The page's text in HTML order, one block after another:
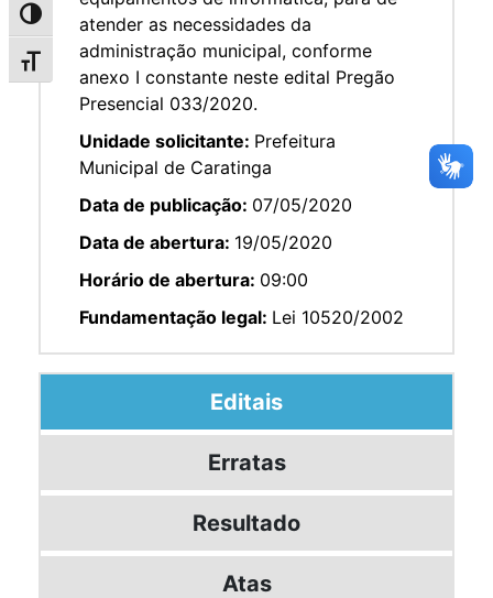
Alternar alto contraste
Alternar tamanho da fonte
atender as necessidades da
administração municipal, conforme
anexo I constante neste edital Pregão
Presencial 033/2020.
Unidade solicitante: Prefeitura
Municipal de Caratinga
Data de publicação: 07/05/2020
Data de abertura: 19/05/2020
Horário de abertura: 09:00
Fundamentação legal: Lei 10520/2002
Editais
Erratas
Resultado
Atas